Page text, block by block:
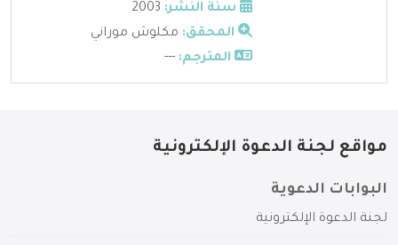
سنة النشر:
المحقق: مكلوش موراني
المترجم: ---
مواقع لجنة الدعوة الإلكترونية
البوابات الدعوية
لجنة الدعوة الإلكترونية